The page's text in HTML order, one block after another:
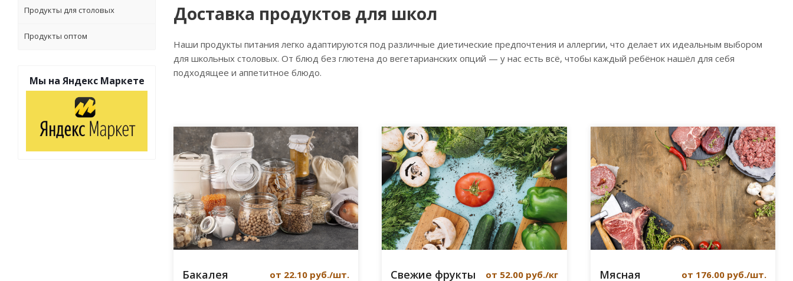
Доставка продуктов для школ
Наши продукты питания легко адаптируются под различные диетические предпочтения и аллергии, что делает их идеальным выбором
для школьных столовых. От блюд без глютена до вегетарианских опций — у нас есть всё, чтобы каждый ребёнок нашёл для себя
подходящее и аппетитное блюдо.
Бакалея от 22.10 руб./шт.
Свежие фрукты
от 52.00 руб./кг
Мясная
от 176.00 руб./шт.
Продукты для столовых
Продукты оптом
Мы на Яндекс Маркете